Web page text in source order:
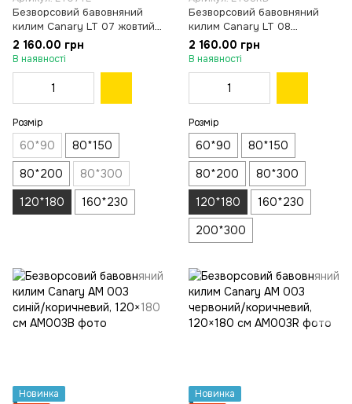
Безворсовий бавовняний
килим Canary LT 07 жовтий,
120×180 см
2 160.00 грн
В наявності
Розмір
60*90
80*150
80*200
80*300
120*180
160*230
Безворсовий бавовняний
килим Canary LT 08
червоний, 120×180 см
2 160.00 грн
В наявності
Розмір
60*90
80*150
80*200
80*300
120*180
160*230
200*300
Новинка
Новинка